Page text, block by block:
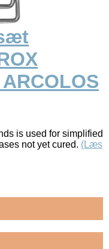
is used for simplified
not yet cured. (Læs